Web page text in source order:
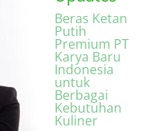
Beras Ketan
Putih
Premium PT
Karya Baru
Indonesia
untuk
Berbagai
Kebutuhan
Kuliner